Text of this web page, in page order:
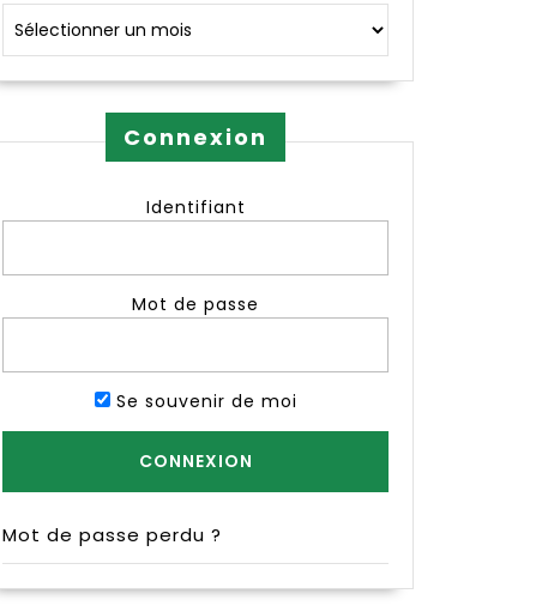
Connexion
Identifiant
Mot de passe
Se souvenir de moi
Mot de passe perdu ?